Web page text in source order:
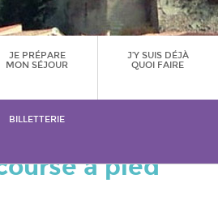
JE PRÉPARE
MON SÉJOUR
J’Y SUIS DÉJÀ
QUOI FAIRE
BILLETTERIE
à pied